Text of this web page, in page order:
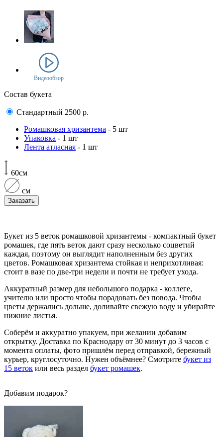
Видеообзор
Состав букета
Стандартный 2500 р.
Ромашковая хризантема - 5 шт
Упаковка - 1 шт
Лента атласная - 1 шт
60см
см
Заказать
Букет из 5 веток ромашковой хризантемы - компактный букет
ромашек, где пять веток дают сразу несколько соцветий
каждая, поэтому он выглядит наполненным без других
цветов. Ромашковая хризантема стойкая и неприхотливая:
стоит в вазе по две-три недели и почти не требует ухода.
Аккуратный размер для небольшого подарка - коллеге,
учителю или просто чтобы порадовать без повода. Чтобы
цветы держались дольше, доливайте свежую воду и убирайте
нижние листья.
Соберём и аккуратно упакуем, при желании добавим
открытку. Доставка по Краснодару от 30 минут до 3 часов с
момента оплаты, фото пришлём перед отправкой, бережный
курьер, круглосуточно. Нужен объёмнее? Смотрите букет из
15 веток или весь раздел букет ромашек.
Добавим подарок?